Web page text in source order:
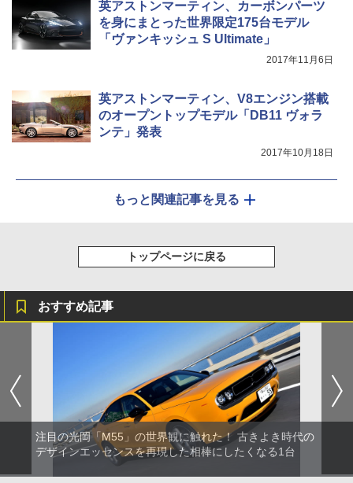
英アストンマーティン、カーボンパーツ
を身にまとった世界限定175台モデル
「ヴァンキッシュ S Ultimate」
2017年11月6日
英アストンマーティン、V8エンジン搭載
のオープントップモデル「DB11 ヴォラ
ンテ」発表
2017年10月18日
もっと関連記事を見る
トップページに戻る
おすすめ記事
注目の光岡「M55」の世界観に触れた！ 古きよき時代の
デザインエッセンスを再現した相棒にしたくなる1台